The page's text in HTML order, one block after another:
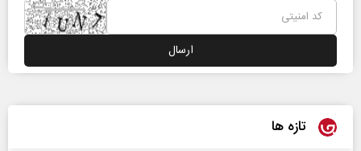
تازه ها